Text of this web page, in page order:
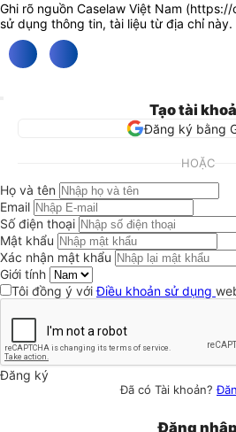
Ghi rõ nguồn Caselaw Việt Nam (https://
sử dụng thông tin, tài liệu từ địa chỉ này.
Tạo tài
Đăng ký bằng
HOẶC
Họ và tên
Email
Số điện thoại
Mật khẩu
Xác nhận mật khẩu
Giới tính
Tôi đồng ý vớiĐiều khoản sử dụng
Đăng ký
Đã có Tài khoản?
Đăng nhập